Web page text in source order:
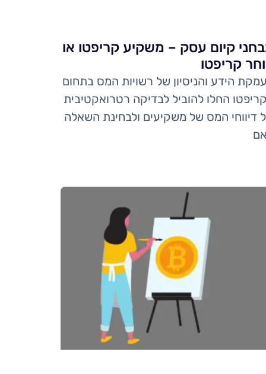
קיום עסק – משקיע קריפטו או
קריפטו
הידע והניסיון של רשויות המס בתחום
החלו להוביל לבדיקה רטרואקטיבית
דיווחי המס של משקיעים ולבחינת השאלה